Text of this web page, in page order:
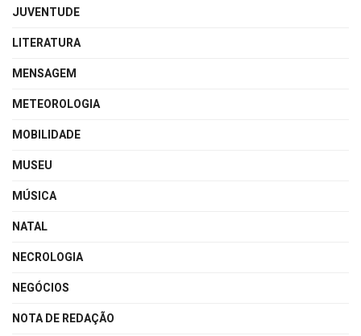
JUVENTUDE
LITERATURA
MENSAGEM
METEOROLOGIA
MOBILIDADE
MUSEU
MÚSICA
NATAL
NECROLOGIA
NEGÓCIOS
NOTA DE REDAÇÃO